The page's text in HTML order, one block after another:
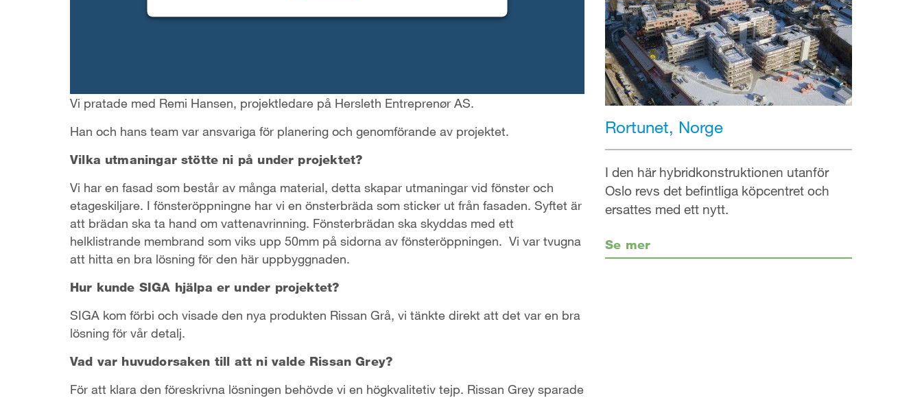
Vi pratade med Remi Hansen, projektledare på Hersleth Entreprenør AS.
Han och hans team var ansvariga för planering och genomförande av projektet.
Vilka utmaningar stötte ni på under projektet?
Vi har en fasad som består av många material, detta skapar utmaningar vid fönster och
etageskiljare. I fönsteröppningne har vi en önsterbräda som sticker ut från fasaden. Syftet är
att brädan ska ta hand om vattenavrinning. Fönsterbrädan ska skyddas med ett
helklistrande membrand som viks upp 50mm på sidorna av fönsteröppningen. Vi var tvugna
att hitta en bra lösning för den här uppbyggnaden.
Hur kunde SIGA hjälpa er under projektet?
SIGA kom förbi och visade den nya produkten Rissan Grå, vi tänkte direkt att det var en bra
lösning för vår detalj.
Vad var huvudorsaken till att ni valde Rissan Grey?
För att klara den föreskrivna lösningen behövde vi en högkvalitetiv tejp. Rissan Grey sparade
Rortunet, Norge
I den här hybridkonstruktionen utanför
Oslo revs det befintliga köpcentret och
ersattes med ett nytt.
Se mer